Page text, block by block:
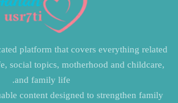
platform that covers everything related
social topics, motherhood and childcare,
and family life.
content designed to strengthen family